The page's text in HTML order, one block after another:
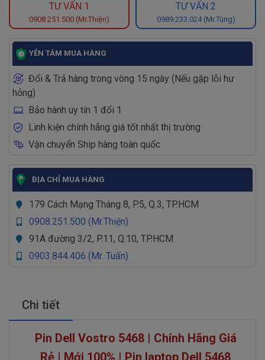
TƯ VẤN 1
0908.251.500 (Mr.Thiện)
TƯ VẤN 2
0989.233.024 (Mr.Tùng)
YÊN TÂM MUA HÀNG
Đổi & Trả hàng trong vòng 15 ngày (Nếu gặp lỗi hư
hỏng)
Bảo hành uy tín 1 đổi 1
Linh kiện chính hãng giá tốt nhất thị trường
Vận chuyển Ship hàng toàn quốc
ĐỊA CHỈ MUA HÀNG
179 Cách Mạng Tháng 8, P.5, Q.3, TP.HCM
0908.251.500 (Mr.Thiện)
91A đường 3/2, P.11, Q.10, TP.HCM
0903.844.406 (Mr. Tuấn)
Chi tiết
Pin Dell Vostro 5468 | Chính Hãng Giá
Rẻ | Mới 100% | Pin laptop Dell 5468